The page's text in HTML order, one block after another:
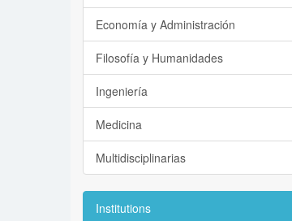
Economía y Administración
Filosofía y Humanidades
Ingeniería
Medicina
Multidisciplinarias
Institutions